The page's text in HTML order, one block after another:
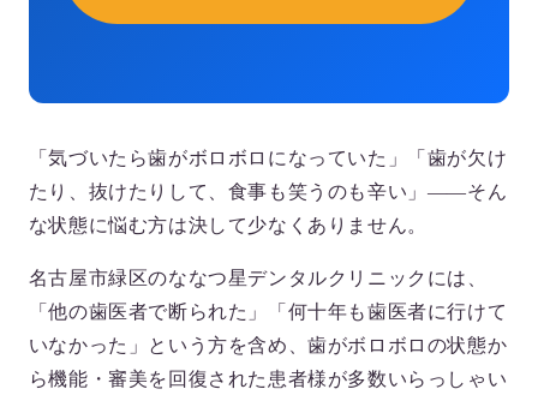
「気づいたら歯がボロボロになっていた」「歯が欠け
たり、抜けたりして、食事も笑うのも辛い」——そん
な状態に悩む方は決して少なくありません。
名古屋市緑区のななつ星デンタルクリニック には、
「他の歯医者で断られた」「何十年も歯医者に行けて
いなかった」という方を含め、歯がボロボロの状態か
ら機能・審美を回復された患者様が多数いらっしゃい